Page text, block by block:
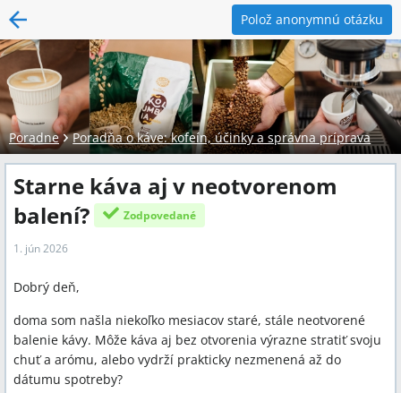
Polož anonymnú otázku
Poradne Poradňa o káve: kofeín, účinky a správna príprava
Starne káva aj v neotvorenom
balení?
Zodpovedané
1. jún 2026
Dobrý deň,
doma som našla niekoľko mesiacov staré, stále neotvorené
balenie kávy. Môže káva aj bez otvorenia výrazne stratiť svoju
chuť a arómu, alebo vydrží prakticky nezmenená až do
dátumu spotreby?